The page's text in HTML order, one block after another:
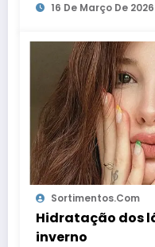
16 De Março De 2026
Sortimentos.com
Hidratação dos
inverno